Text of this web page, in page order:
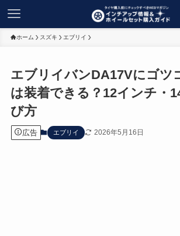
ホーム スズキ エブリイ
エブリイバンDA17Vにゴツ
は装着できる？12インチ・
び方
広告 エブリイ 2026年5月16日